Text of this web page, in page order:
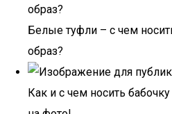
Белые туфли – с чем
образ?
Как и с чем носить